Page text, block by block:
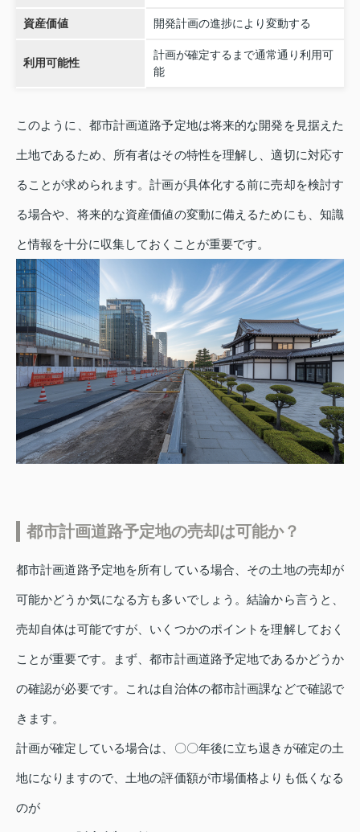
資産価値 開発計画の進捗により変動する
利用可能性
計画が確定するまで通常通り利用可
能
このように、都市計画道路予定地は将来的な開発を見据えた
土地であるため、所有者はその特性を理解し、適切に対応す
ることが求められます。計画が具体化する前に売却を検討す
る場合や、将来的な資産価値の変動に備えるためにも、知識
と情報を十分に収集しておくことが重要です。
都市計画道路予定地の売却は可能か？
都市計画道路予定地を所有している場合、その土地の売却が
可能かどうか気になる方も多いでしょう。結論から言うと、
売却自体は可能ですが、いくつかのポイントを理解しておく
ことが重要です。まず、都市計画道路予定地であるかどうか
の確認が必要です。これは自治体の都市計画課などで確認で
きます。
計画が確定している場合は、〇〇年後に立ち退きが確定の土
地になりますので、土地の評価額が市場価格よりも低くなる
のが